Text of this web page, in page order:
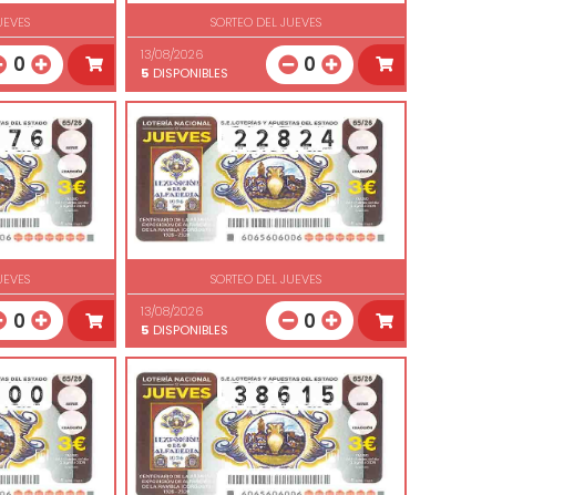
0
SORTEO DEL JUEVES
13/08/2026
5 DISPONIBLES 0
0
SORTEO DEL JUEVES
13/08/2026
5 DISPONIBLES 0